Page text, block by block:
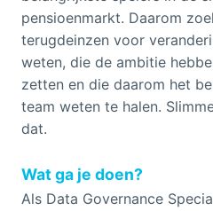
pensioenmarkt. Daarom
terugdeinzen voor
weten, die de ambitie
zetten en die daarom het
team weten te halen.
dat.
Wat ga je doen?
Als Data Governance